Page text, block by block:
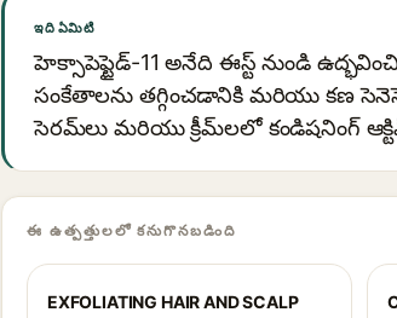
ఇది ఏమిటి
హెక్సాపెప్టైడ్-11 అనేది ఈస్ట్ నుండి
సంకేతాలను తగ్గించడానికి మరియు కణ
సెరమ్‌లు మరియు క్రీమ్‌లలో కండిషనింగ్
ఈ ఉత్పత్తులలో కనుగొనబడింది
EXFOLIATING HAIR AND SCALP